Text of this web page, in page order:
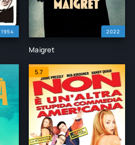
1954 2022
Maigret
5.7